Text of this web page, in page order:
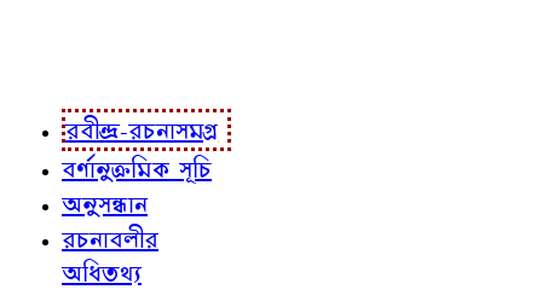
রবীন্দ্র-রচনাসমগ্র
বর্ণানুক্রমিক সূচি
অনুসন্ধান
রচনাবলীর
অধিতথ্য